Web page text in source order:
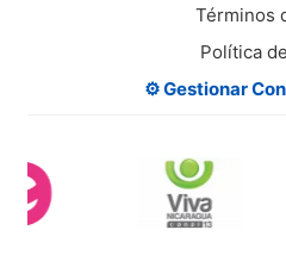
Términos
Política
⚙️ Gestionar